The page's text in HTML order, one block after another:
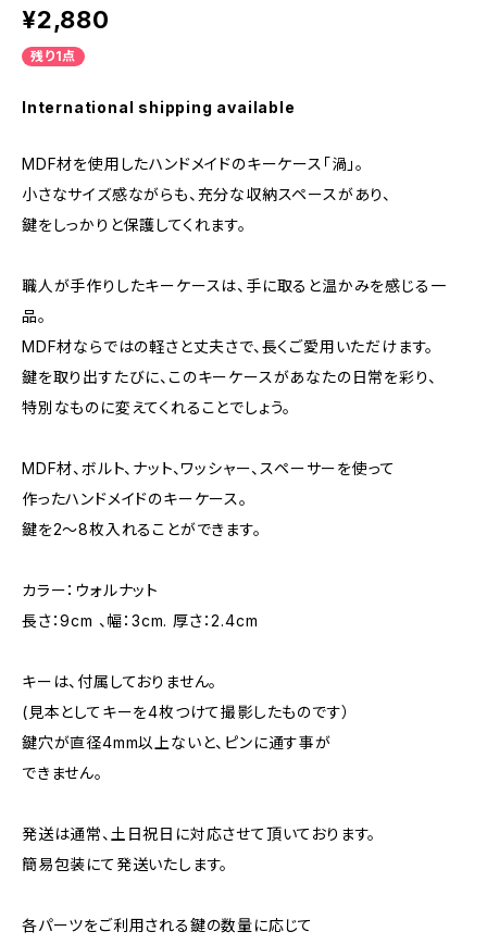
¥2,880
残り1点
International shipping available
MDF材を使用したハンドメイドのキーケース「渦」。
小さなサイズ感ながらも、充分な収納スペースがあり、
鍵をしっかりと保護してくれます。
職人が手作りしたキーケースは、手に取ると温かみを感じる一
品。
MDF材ならではの軽さと丈夫さで、長くご愛用いただけます。
鍵を取り出すたびに、このキーケースがあなたの日常を彩り、
特別なものに変えてくれることでしょう。
MDF材、ボルト、ナット、ワッシャー、スペーサーを使って
作ったハンドメイドのキーケース。
鍵を2〜8枚入れることができます。
カラー：ウォルナット
長さ：9cm 、幅：3cm. 厚さ：2.4cm
キーは、付属しておりません。
(見本としてキーを4枚つけて撮影したものです）
鍵穴が直径4mm以上ないと、ピンに通す事が
できません。
発送は通常、土日祝日に対応させて頂いております。
簡易包装にて発送いたします。
各パーツをご利用される鍵の数量に応じて